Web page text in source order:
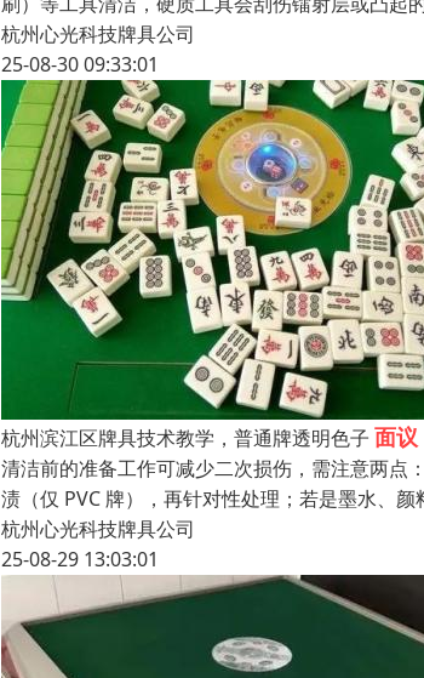
杭州心光科技牌具公司
25-08-30 09:33:01
杭州滨江区牌具技术教学，普通牌透明色子 面议
清洁前的准备工作可减少二次损伤，需注意两点
渍（仅 PVC 牌），再针对性处理；若是墨水、
杭州心光科技牌具公司
25-08-29 13:03:01